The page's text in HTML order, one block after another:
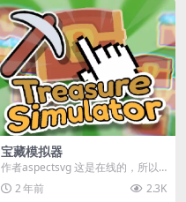
宝藏模拟器
作者aspectsvg 这是在线的，所以
你看到的其他玩家都是真实的 :D
⚡️ ...2 年前 2.3K